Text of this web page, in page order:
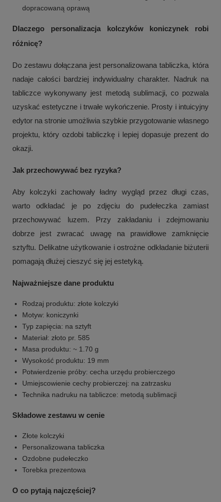
dopracowaną oprawą
Dlaczego personalizacja kolczyków koniczynek robi
różnicę?
Do zestawu dołączana jest personalizowana tabliczka, która
nadaje całości bardziej indywidualny charakter. Nadruk na
tabliczce wykonywany jest metodą sublimacji, co pozwala
uzyskać estetyczne i trwałe wykończenie. Prosty i intuicyjny
edytor na stronie umożliwia szybkie przygotowanie własnego
projektu, który ozdobi tabliczkę i lepiej dopasuje prezent do
okazji.
Jak przechowywać bez ryzyka?
Aby kolczyki zachowały ładny wygląd przez długi czas,
warto odkładać je po zdjęciu do pudełeczka zamiast
przechowywać luzem. Przy zakładaniu i zdejmowaniu
dobrze jest zwracać uwagę na prawidłowe zamknięcie
sztyftu. Delikatne użytkowanie i ostrożne odkładanie biżuterii
pomagają dłużej cieszyć się jej estetyką.
Najważniejsze dane produktu
Rodzaj produktu: złote kolczyki
Motyw: koniczynki
Typ zapięcia: na sztyft
Materiał: złoto pr. 585
Masa produktu: ~ 1.70 g
Wysokość produktu: 19 mm
Potwierdzenie próby: cecha urzędu probierczego
Umiejscowienie cechy probierczej: na zatrzasku
Technika nadruku na tabliczce: metodą sublimacji
Składowe zestawu w cenie
Złote kolczyki
Personalizowana tabliczka
Ozdobne pudełeczko
Torebka prezentowa
O co pytają najczęściej?